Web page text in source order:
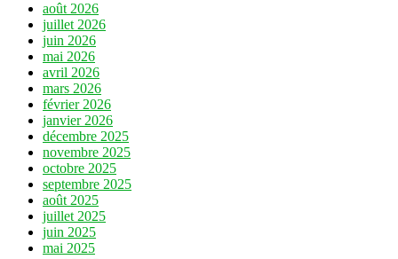
août 2026
juillet 2026
juin 2026
mai 2026
avril 2026
mars 2026
février 2026
janvier 2026
décembre 2025
novembre 2025
octobre 2025
septembre 2025
août 2025
juillet 2025
juin 2025
mai 2025